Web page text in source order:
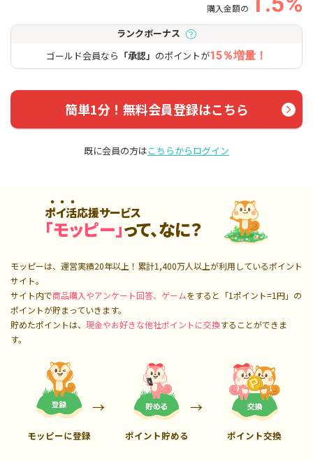
購入金額の
ランクボーナス
ゴールド会員なら 「承認」 のポイントが15％増量！
簡単1分！無料会員登録はこちら
既に会員の方はこちらからログイン
ポイ活応援サービス
「モッピー」って、なに？
モッピーは、運営実績20年以上！累計1,400万人以上が利用しているポイント
サイト。
サイト内で商品購入やアンケート回答、ゲームをすると「1ポイント=1円」の
ポイントが貯まっていきます。
貯めたポイントは、 現金やお好きな他社ポイントに交換することができま
す。
モッピーに登録 ポイント貯める ポイント交換